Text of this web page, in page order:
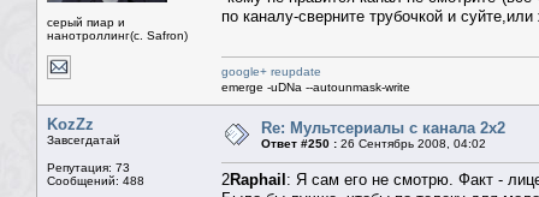
серый пиар и
нанотроллинг(с. Safron)
по каналу-сверните трубочкой и
google+ reupdate
emerge -uDNa --autounmask-write
KozZz
Завсегдатай
Репутация: 73
Сообщений: 488
Re: Мультсериалы с канала 2х2
Ответ #250 : 26 Сентябрь 2008, 04:02
2Raphail : Я сам его не смотрю. Факт -